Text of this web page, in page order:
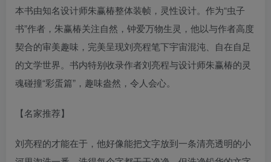
本书由知名设计师朱赢椿整体装帧，灵性设计。作为“虫子
书”作者，朱赢椿关注自然，钟爱万物生灵，他以与作者高度
契合的审美趣味，完美呈现刘亮程笔下宇宙混沌、自在自足
的文学世界。书内特别收录作者刘亮程与设计师朱赢椿的灵
魂碰撞“彩蛋篇”，趣味盎然，令人会心。
【名家推荐】
刘亮程的才能在于，他好像能把文字放到一条清亮透明的小